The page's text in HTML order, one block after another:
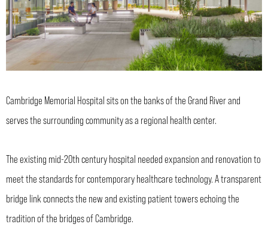
Cambridge Memorial Hospital sits on the banks of the Grand River and
serves the surrounding community as a regional health center.
The existing mid-20th century hospital needed expansion and renovation to
meet the standards for contemporary healthcare technology. A transparent
bridge link connects the new and existing patient towers echoing the
tradition of the bridges of Cambridge.